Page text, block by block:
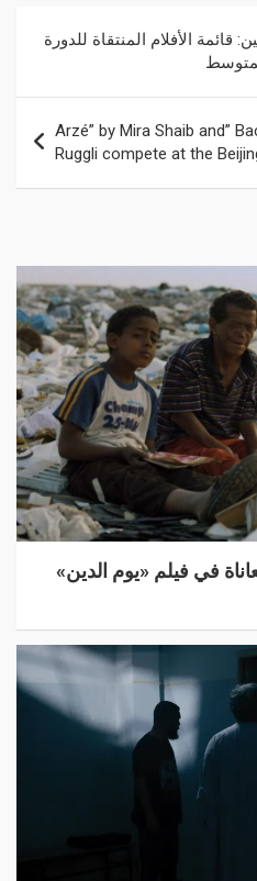
الأفلام المنتقاة للدورة
“Arzé” by Mira Shaib and”
Ruggli compete at the
في فيلم «يوم الدين»